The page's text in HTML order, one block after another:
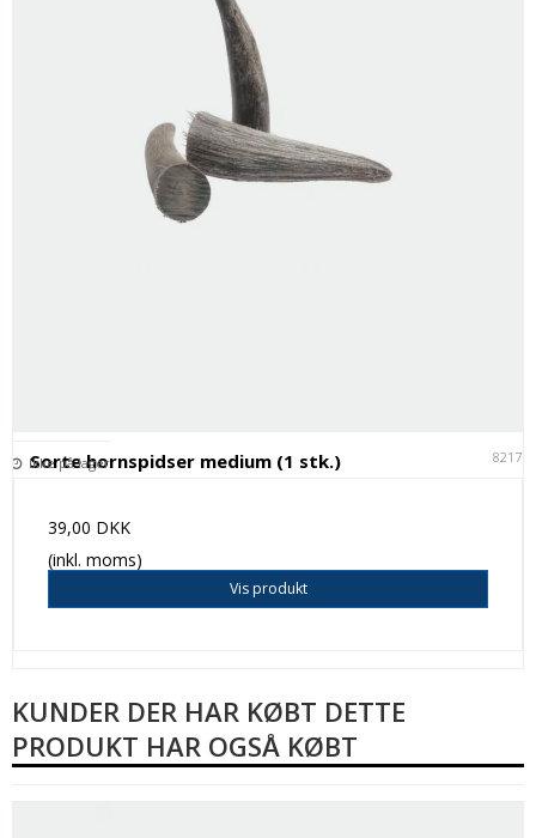
Sorte hornspidser medium (1 stk.) 82171
Ikke på lager
39,00 DKK
(inkl. moms)
Vis produkt
KUNDER DER HAR KØBT DETTE
PRODUKT HAR OGSÅ KØBT